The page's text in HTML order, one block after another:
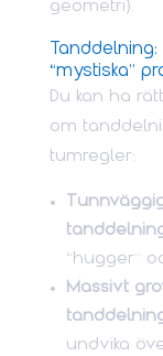
geometri).
“mystiska”
Du kan ha
om
tumregler:
“hugger”
Massivt
undvika